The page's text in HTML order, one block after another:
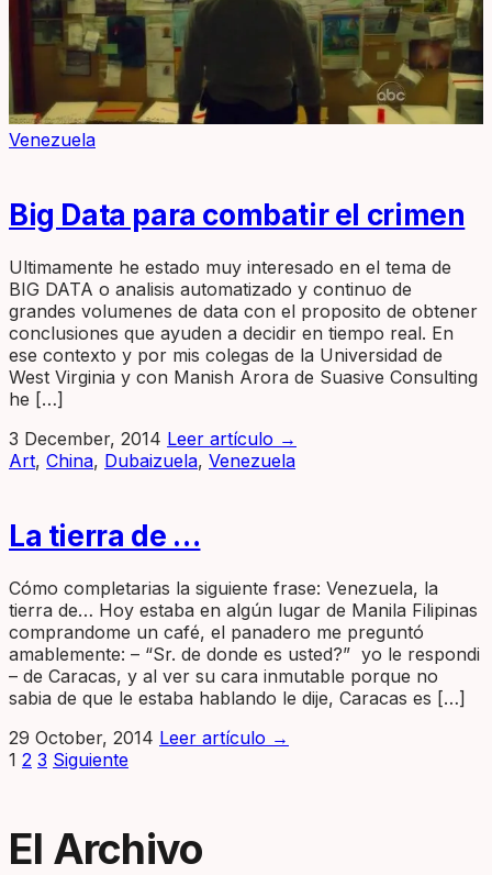
Venezuela
Big Data para combatir el crimen
Ultimamente he estado muy interesado en el tema de
BIG DATA o analisis automatizado y continuo de
grandes volumenes de data con el proposito de obtener
conclusiones que ayuden a decidir en tiempo real. En
ese contexto y por mis colegas de la Universidad de
West Virginia y con Manish Arora de Suasive Consulting
he […]
3 December, 2014 Leer artículo →
Art, China, Dubaizuela, Venezuela
La tierra de …
Cómo completarias la siguiente frase: Venezuela, la
tierra de… Hoy estaba en algún lugar de Manila Filipinas
comprandome un café, el panadero me preguntó
amablemente: – “Sr. de donde es usted?” yo le respondi
– de Caracas, y al ver su cara inmutable porque no
sabia de que le estaba hablando le dije, Caracas es […]
29 October, 2014 Leer artículo →
Posts
pagination
Página
1 Página
2 Página
3 Siguiente
El Archivo